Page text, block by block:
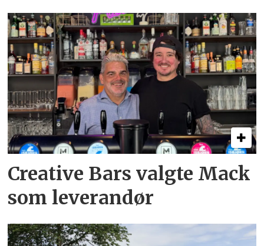
Creative Bars valgte Mack
som leverandør